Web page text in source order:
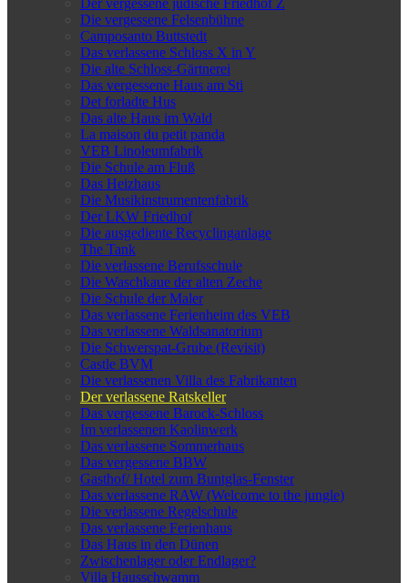
Der vergessene jüdische Friedhof Z
Die vergessene Felsenbühne
Camposanto Buttstedt
Das verlassene Schloss X in Y
Die alte Schloss-Gärtnerei
Das vergessene Haus am Sti
Det forladte Hus
Das alte Haus im Wald
La maison du petit panda
VEB Linoleumfabrik
Die Schule am Fluß
Das Heizhaus
Die Musikinstrumentenfabrik
Der LKW Friedhof
Die ausgediente Recyclinganlage
The Tank
Die verlassene Berufsschule
Die Waschkaue der alten Zeche
Die Schule der Maler
Das verlassene Ferienheim des VEB
Das verlassene Waldsanatorium
Die Schwerspat-Grube (Revisit)
Castle BVM
Die verlassenen Villa des Fabrikanten
Der verlassene Ratskeller
Das vergessene Barock-Schloss
Im verlassenen Kaolinwerk
Das verlassene Sommerhaus
Das vergessene BBW
Gasthof/ Hotel zum Buntglas-Fenster
Das verlassene RAW (Welcome to the jungle)
Die verlassene Regelschule
Das verlassene Ferienhaus
Das Haus in den Dünen
Zwischenlager oder Endlager?
Villa Hausschwamm